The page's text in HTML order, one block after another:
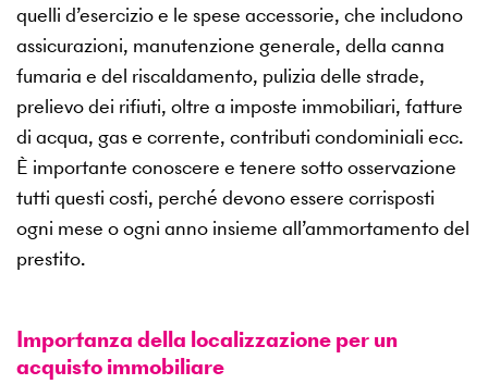
quelli d’esercizio e le spese accessorie, che includono
assicurazioni, manutenzione generale, della canna
fumaria e del riscaldamento, pulizia delle strade,
prelievo dei rifiuti, oltre a imposte immobiliari, fatture
di acqua, gas e corrente, contributi condominiali ecc.
È importante conoscere e tenere sotto osservazione
tutti questi costi, perché devono essere corrisposti
ogni mese o ogni anno insieme all’ammortamento del
prestito.
Importanza della localizzazione per un
acquisto immobiliare